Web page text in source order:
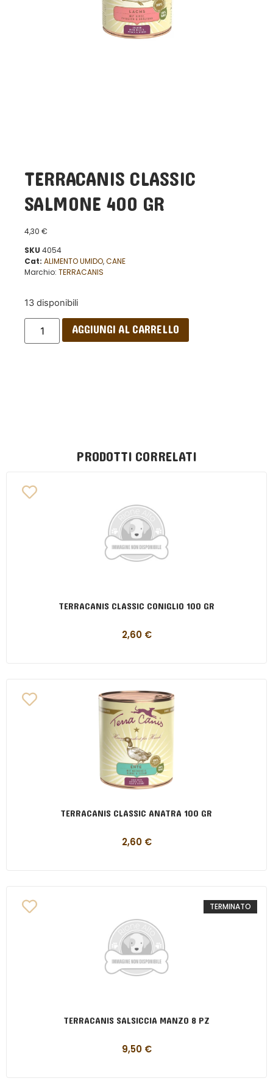
TERRACANIS CLASSIC
SALMONE 400 GR
4,30 €
SKU 4054
Cat: ALIMENTO UMIDO,CANE
Marchio: TERRACANIS
13 disponibili
AGGIUNGI AL CARRELLO
PRODOTTI CORRELATI
TERRACANIS CLASSIC CONIGLIO 100 GR
2,60 €
TERRACANIS CLASSIC ANATRA 100 GR
2,60 €
TERMINATO
TERRACANIS SALSICCIA MANZO 8 PZ
9,50 €